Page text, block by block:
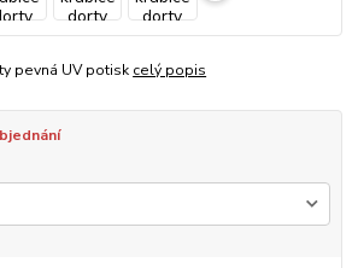
pevná UV potisk celý popis